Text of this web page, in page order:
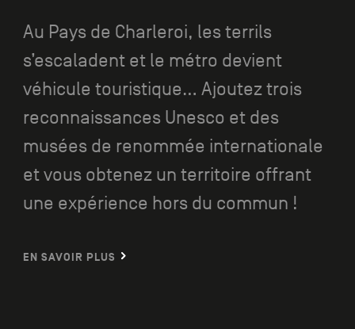
Au Pays de Charleroi, les terrils
s’escaladent et le métro devient
véhicule touristique... Ajoutez trois
reconnaissances Unesco et des
musées de renommée internationale
et vous obtenez un territoire offrant
une expérience hors du commun !
EN SAVOIR PLUS